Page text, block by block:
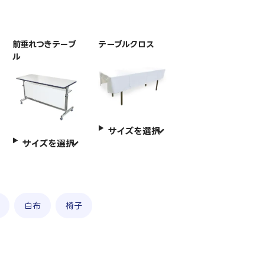
前垂れつきテーブ
ル
サイズを選択
テーブルクロス
サイズを選択
白布 椅子